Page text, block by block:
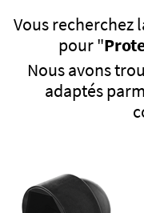
Vous
pour "
Nous avons
adaptés